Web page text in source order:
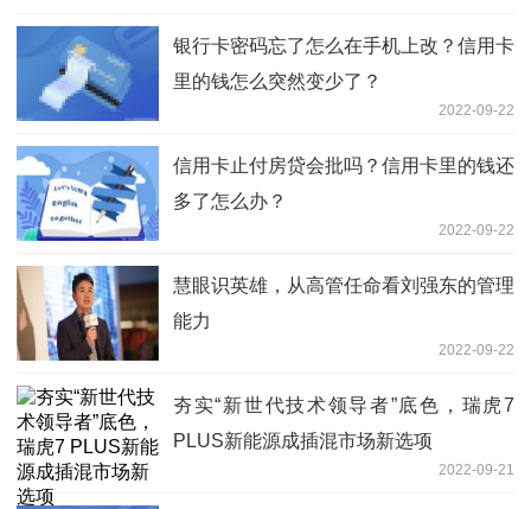
银行卡密码忘了怎么在手机上改？信用卡
里的钱怎么突然变少了？
2022-09-22
信用卡止付房贷会批吗？信用卡里的钱还
多了怎么办？
2022-09-22
慧眼识英雄，从高管任命看刘强东的管理
能力
2022-09-22
夯实“新世代技术领导者”底色，瑞虎7
PLUS新能源成插混市场新选项
2022-09-21